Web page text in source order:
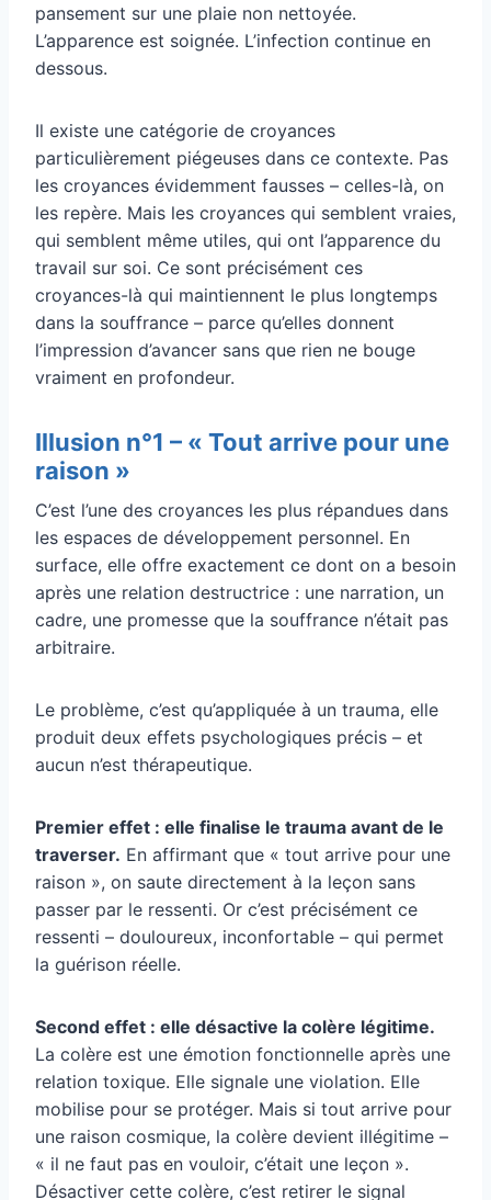
pansement sur une plaie non nettoyée.
L’apparence est soignée. L’infection continue en
dessous.
Il existe une catégorie de croyances
particulièrement piégeuses dans ce contexte. Pas
les croyances évidemment fausses – celles-là, on
les repère. Mais les croyances qui semblent vraies,
qui semblent même utiles, qui ont l’apparence du
travail sur soi. Ce sont précisément ces
croyances-là qui maintiennent le plus longtemps
dans la souffrance – parce qu’elles donnent
l’impression d’avancer sans que rien ne bouge
vraiment en profondeur.
Illusion n°1 – « Tout arrive pour une
raison »
C’est l’une des croyances les plus répandues dans
les espaces de développement personnel. En
surface, elle offre exactement ce dont on a besoin
après une relation destructrice : une narration, un
cadre, une promesse que la souffrance n’était pas
arbitraire.
Le problème, c’est qu’appliquée à un trauma, elle
produit deux effets psychologiques précis – et
aucun n’est thérapeutique.
Premier effet : elle finalise le trauma avant de le
traverser. En affirmant que « tout arrive pour une
raison », on saute directement à la leçon sans
passer par le ressenti. Or c’est précisément ce
ressenti – douloureux, inconfortable – qui permet
la guérison réelle.
Second effet : elle désactive la colère légitime.
La colère est une émotion fonctionnelle après une
relation toxique. Elle signale une violation. Elle
mobilise pour se protéger. Mais si tout arrive pour
une raison cosmique, la colère devient illégitime –
« il ne faut pas en vouloir, c’était une leçon ».
Désactiver cette colère, c’est retirer le signal